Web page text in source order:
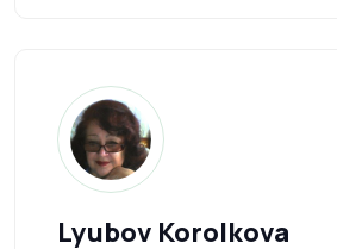
Lyubov Korolkova